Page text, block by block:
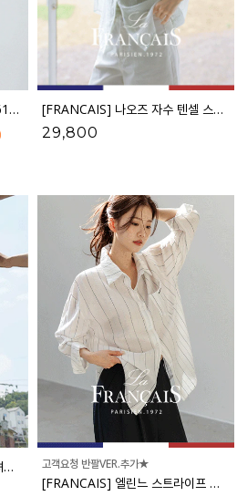
웰라이트 시스루 세미크롭 셔츠_61SH2490
)
[FRANCAIS] 나오즈 자수 텐셀 스트라이프 셔츠_F6S278SH
29,800
로멀 텐셀 스트라이프 세미크롭 셔츠_52SH406
고객요청 반팔VER.추가★
[FRANCAIS] 엘린느 스트라이프 레이온 셔츠_F6S261SH